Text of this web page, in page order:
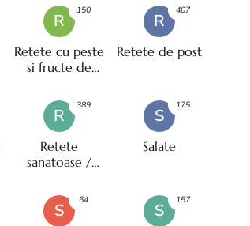
R
Retete cu peste
si fructe de
150
R
Retete de post
407
R
Retete
sanatoase /
389
S
Salate
175
S
64
S
157